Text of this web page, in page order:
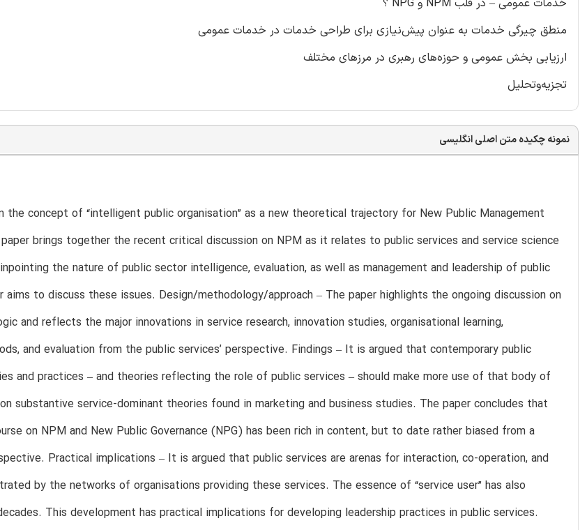
خدمات عمومی – در قلب NPM و NPG ؟
منطق چیرگی خدمات به عنوان پیش‌نیازی برای طراحی خدمات در خدمات عمومی
ارزیابی بخش عمومی و حوزه‌های رهبری در مرزهای مختلف
تجزیه‌وتحلیل
نمونه چکیده متن اصلی انگلیسی
the concept of “intelligent public organisation” as a new theoretical trajectory for New Public Management
brings together the recent critical discussion on NPM as it relates to public services and service science
the nature of public sector intelligence, evaluation, as well as management and leadership of public
aims to discuss these issues. Design/methodology/approach – The paper highlights the ongoing discussion on
and reflects the major innovations in service research, innovation studies, organisational learning,
and evaluation from the public services’ perspective. Findings – It is argued that contemporary public
and practices – and theories reflecting the role of public services – should make more use of that body of
substantive service-dominant theories found in marketing and business studies. The paper concludes that
on NPM and New Public Governance (NPG) has been rich in content, but to date rather biased from a
Practical implications – It is argued that public services are arenas for interaction, co-operation, and
by the networks of organisations providing these services. The essence of “service user” has also
This development has practical implications for developing leadership practices in public services.